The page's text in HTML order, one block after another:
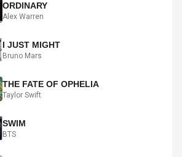
ORDINARY
Alex Warren
I JUST MIGHT
Bruno Mars
THE FATE OF OPHELIA
Taylor Swift
SWIM
BTS